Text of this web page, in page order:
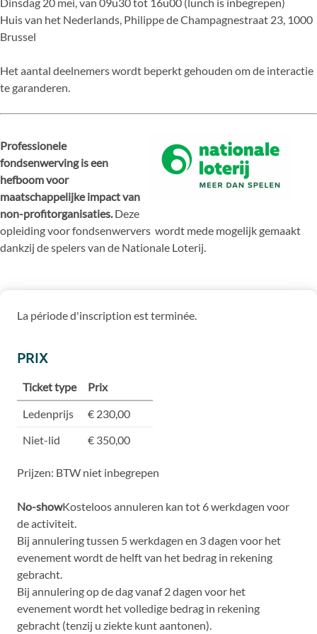
Huis van het Nederlands, Philippe de Champagnestraat 23, 1000
Brussel
Het aantal deelnemers wordt beperkt gehouden om de interactie
te garanderen.
Professionele
fondsenwerving is een
hefboom voor
maatschappelijke impact van
non-profitorganisaties. Deze
opleiding voor fondsenwervers wordt mede mogelijk gemaakt
dankzij de spelers van de Nationale Loterij.
La période d'inscription est terminée.
PRIX
Ticket type
Prix
Ledenprijs
€ 230,00
Niet-lid
€ 350,00
Prijzen: BTW niet inbegrepen
No-showKosteloos annuleren kan tot 6 werkdagen voor
de activiteit.
Bij annulering tussen 5 werkdagen en 3 dagen voor het
evenement wordt de helft van het bedrag in rekening
gebracht.
Bij annulering op de dag vanaf 2 dagen voor het
evenement wordt het volledige bedrag in rekening
gebracht (tenzij u ziekte kunt aantonen).